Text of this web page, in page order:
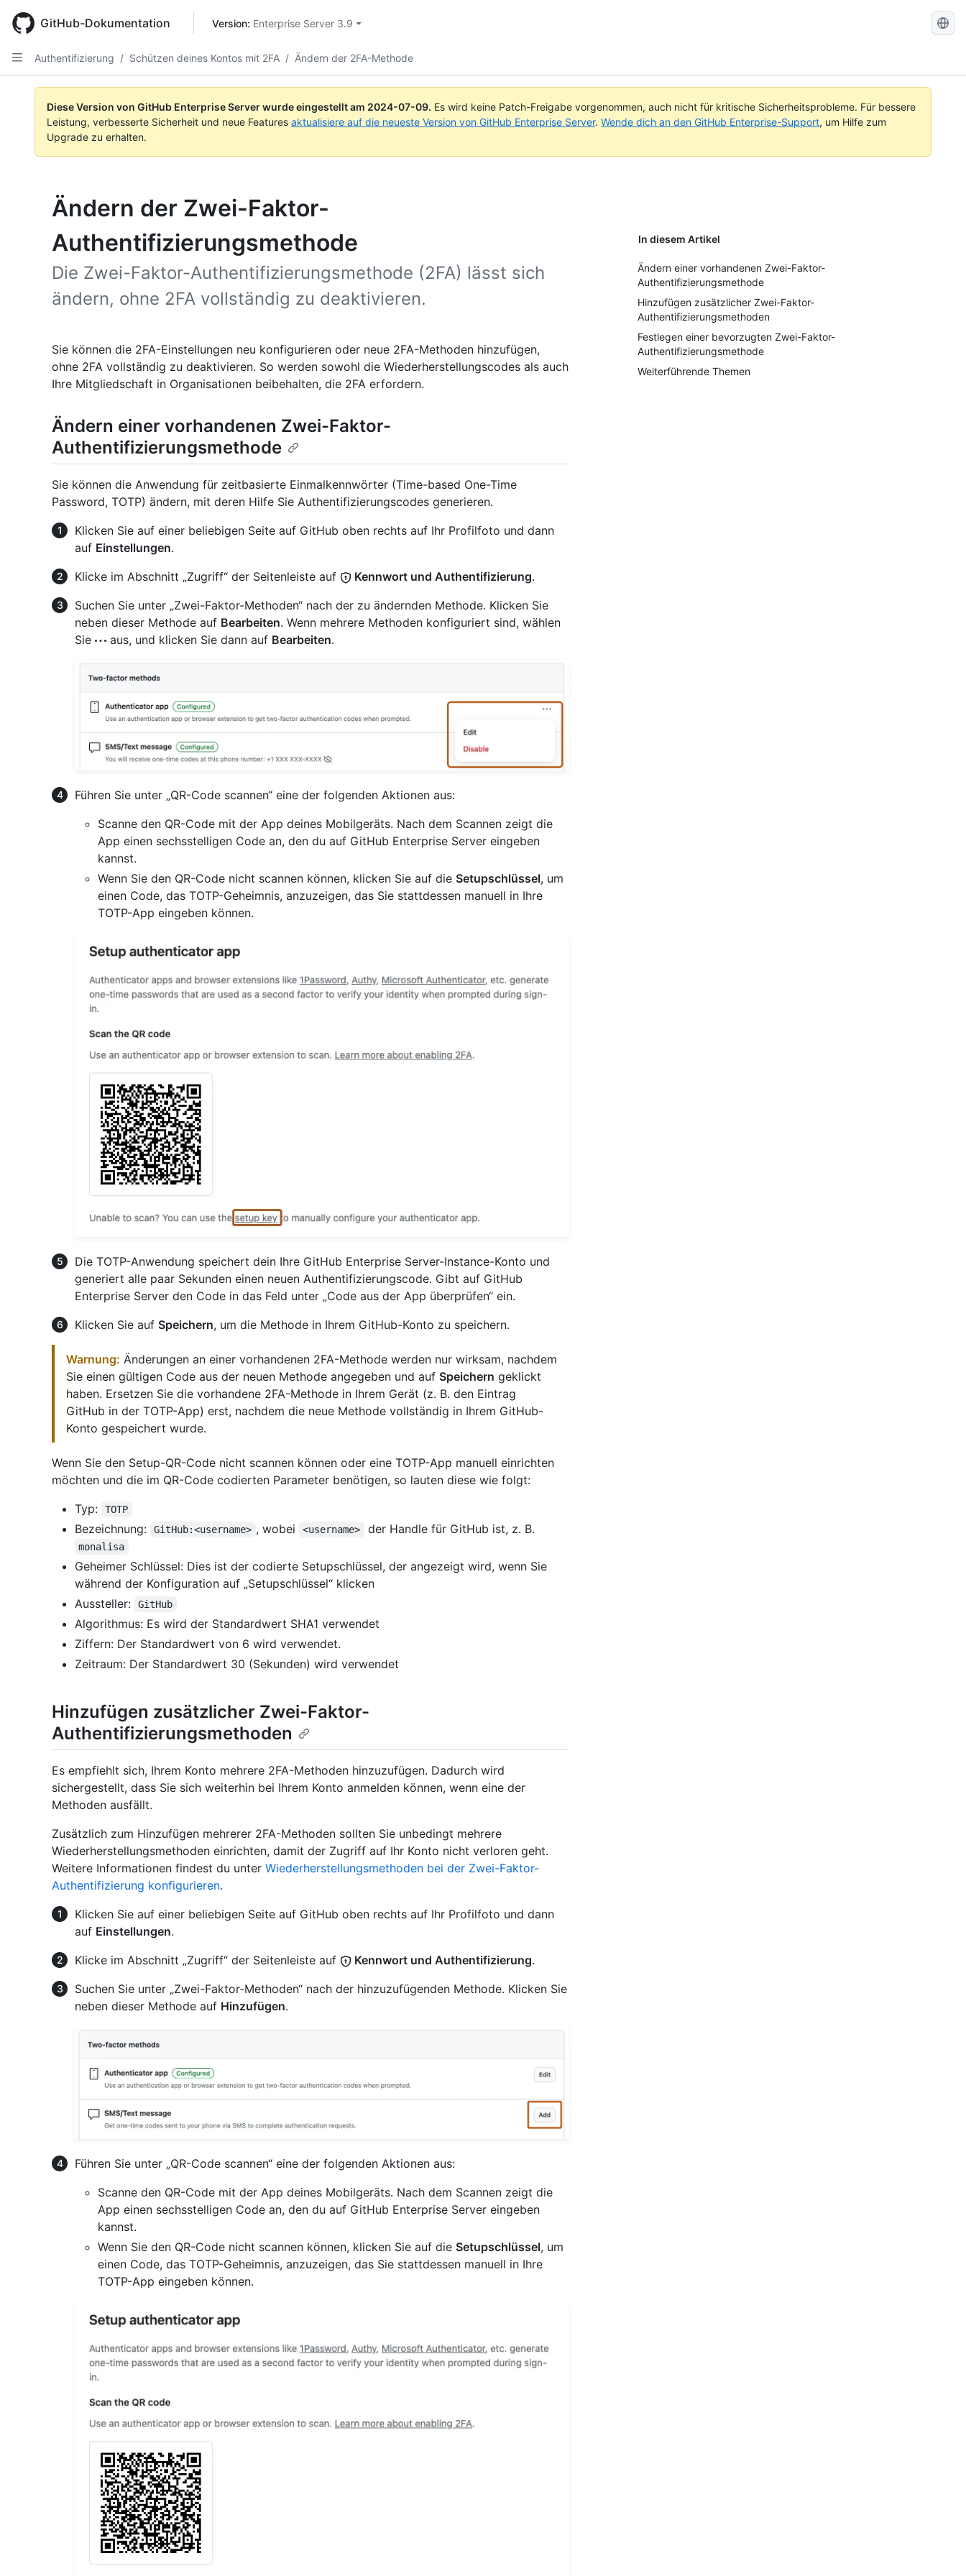
main
content
GitHub-Dokumentation Version: Enterprise Server 3.9
GitHub-
Authentifizierung / Schützen deines Kontos mit 2FA / Ändern der 2FA-Methode
Diese Version von GitHub Enterprise Server wurde eingestellt am 2024-07-09. Es wird keine Patch-Freigabe vorgenommen, auch nicht für kritische Sicherheitsprobleme. Für bessere
Leistung, verbesserte Sicherheit und neue Features aktualisiere auf die neueste Version von GitHub Enterprise Server. Wende dich an den GitHub Enterprise-Support, um Hilfe zum
Upgrade zu erhalten.
Ändern der Zwei-Faktor-
Authentifizierungsmethode
Die Zwei-Faktor-Authentifizierungsmethode (2FA) lässt sich
ändern, ohne 2FA vollständig zu deaktivieren.
In diesem Artikel
Ändern einer vorhandenen Zwei-Faktor-
Authentifizierungsmethode
Hinzufügen zusätzlicher Zwei-Faktor-
Authentifizierungsmethoden
Festlegen einer bevorzugten Zwei-Faktor-
Authentifizierungsmethode
Weiterführende Themen
Sie können die 2FA-Einstellungen neu konfigurieren oder neue 2FA-Methoden hinzufügen,
ohne 2FA vollständig zu deaktivieren. So werden sowohl die Wiederherstellungscodes als auch
Ihre Mitgliedschaft in Organisationen beibehalten, die 2FA erfordern.
Ändern einer vorhandenen Zwei-Faktor-
Authentifizierungsmethode
Sie können die Anwendung für zeitbasierte Einmalkennwörter (Time-based One-Time
Password, TOTP) ändern, mit deren Hilfe Sie Authentifizierungscodes generieren.
Klicken Sie auf einer beliebigen Seite auf GitHub oben rechts auf Ihr Profilfoto und dann
auf Einstellungen.
Klicke im Abschnitt „Zugriff“ der Seitenleiste auf
Kennwort und Authentifizierung.
Suchen Sie unter „Zwei-Faktor-Methoden“ nach der zu ändernden Methode. Klicken Sie
neben dieser Methode auf Bearbeiten. Wenn mehrere Methoden konfiguriert sind, wählen
Sie
aus, und klicken Sie dann auf Bearbeiten.
Führen Sie unter „QR-Code scannen“ eine der folgenden Aktionen aus:
Scanne den QR-Code mit der App deines Mobilgeräts. Nach dem Scannen zeigt die
App einen sechsstelligen Code an, den du auf GitHub Enterprise Server eingeben
kannst.
Wenn Sie den QR-Code nicht scannen können, klicken Sie auf die Setupschlüssel, um
einen Code, das TOTP-Geheimnis, anzuzeigen, das Sie stattdessen manuell in Ihre
TOTP-App eingeben können.
Die TOTP-Anwendung speichert dein Ihre GitHub Enterprise Server-Instance-Konto und
generiert alle paar Sekunden einen neuen Authentifizierungscode. Gibt auf GitHub
Enterprise Server den Code in das Feld unter „Code aus der App überprüfen“ ein.
Klicken Sie auf Speichern, um die Methode in Ihrem GitHub-Konto zu speichern.
Warnung: Änderungen an einer vorhandenen 2FA-Methode werden nur wirksam, nachdem
Sie einen gültigen Code aus der neuen Methode angegeben und auf Speichern geklickt
haben. Ersetzen Sie die vorhandene 2FA-Methode in Ihrem Gerät (z. B. den Eintrag
GitHub in der TOTP-App) erst, nachdem die neue Methode vollständig in Ihrem GitHub-
Konto gespeichert wurde.
Wenn Sie den Setup-QR-Code nicht scannen können oder eine TOTP-App manuell einrichten
möchten und die im QR-Code codierten Parameter benötigen, so lauten diese wie folgt:
Typ:
TOTP
Bezeichnung: GitHub:<username> , wobei <username> der Handle für GitHub ist, z. B.
monalisa
Geheimer Schlüssel: Dies ist der codierte Setupschlüssel, der angezeigt wird, wenn Sie
während der Konfiguration auf „Setupschlüssel“ klicken
Aussteller:
GitHub
Algorithmus: Es wird der Standardwert SHA1 verwendet
Ziffern: Der Standardwert von 6 wird verwendet.
Zeitraum: Der Standardwert 30 (Sekunden) wird verwendet
Hinzufügen zusätzlicher Zwei-Faktor-
Authentifizierungsmethoden
Es empfiehlt sich, Ihrem Konto mehrere 2FA-Methoden hinzuzufügen. Dadurch wird
sichergestellt, dass Sie sich weiterhin bei Ihrem Konto anmelden können, wenn eine der
Methoden ausfällt.
Zusätzlich zum Hinzufügen mehrerer 2FA-Methoden sollten Sie unbedingt mehrere
Wiederherstellungsmethoden einrichten, damit der Zugriff auf Ihr Konto nicht verloren geht.
Weitere Informationen findest du unter Wiederherstellungsmethoden bei der Zwei-Faktor-
Authentifizierung konfigurieren.
Klicken Sie auf einer beliebigen Seite auf GitHub oben rechts auf Ihr Profilfoto und dann
auf Einstellungen.
Klicke im Abschnitt „Zugriff“ der Seitenleiste auf
Kennwort und Authentifizierung.
Suchen Sie unter „Zwei-Faktor-Methoden“ nach der hinzuzufügenden Methode. Klicken Sie
neben dieser Methode auf Hinzufügen.
Führen Sie unter „QR-Code scannen“ eine der folgenden Aktionen aus:
Scanne den QR-Code mit der App deines Mobilgeräts. Nach dem Scannen zeigt die
App einen sechsstelligen Code an, den du auf GitHub Enterprise Server eingeben
kannst.
Wenn Sie den QR-Code nicht scannen können, klicken Sie auf die Setupschlüssel, um
einen Code, das TOTP-Geheimnis, anzuzeigen, das Sie stattdessen manuell in Ihre
TOTP-App eingeben können.